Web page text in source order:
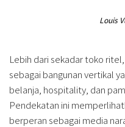
Louis
Lebih dari sekadar toko
sebagai bangunan vertikal
belanja, hospitality, dan
Pendekatan ini
berperan sebagai media